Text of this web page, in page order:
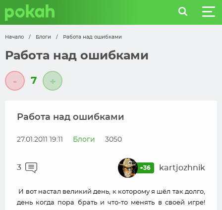
Начало / Блоги / Работа над ошибками
Работа над ошибками
- 7 +
Работа над ошибками
27.01.2011 19:11 Блоги 3050
3 +36 kartjozhnik
И вот настал великий день, к которому я шёл так долго,
день когда пора брать и что-то менять в своей игре!